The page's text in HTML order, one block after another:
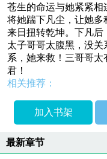
苍生的命运与她紧紧
将她踹下凡尘，让她
来日扭转乾坤。下凡后
太子哥哥太腹黑，没
系，她来救！三哥哥
君！
相关推荐：
加入书架
最新章节